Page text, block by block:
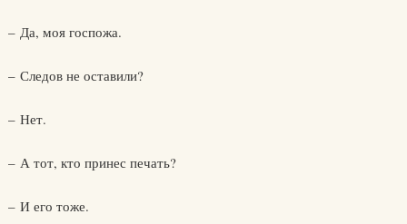
– Да, моя госпожа.
– Следов не оставили?
– Нет.
– А тот, кто принес печать?
– И его тоже.